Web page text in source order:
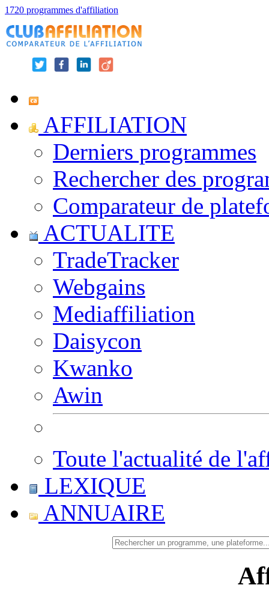
1720 programmes d'affiliation
AFFILIATION
Derniers programmes
Rechercher des
Comparateur de
ACTUALITE
TradeTracker
Webgains
Mediaffiliation
Daisycon
Kwanko
Awin
Toute l'actualité de
LEXIQUE
ANNUAIRE